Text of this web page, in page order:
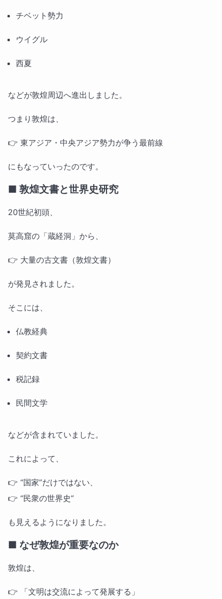
チベット勢力
ウイグル
西夏
などが敦煌周辺へ進出しました。
つまり敦煌は、
👉 東アジア・中央アジア勢力が争う最前線
にもなっていったのです。
■ 敦煌文書と世界史研究
20世紀初頭、
莫高窟の「蔵経洞」から、
👉 大量の古文書（敦煌文書）
が発見されました。
そこには、
仏教経典
契約文書
税記録
民間文学
などが含まれていました。
これによって、
👉 “国家”だけではない、
👉 “民衆の世界史”
も見えるようになりました。
■ なぜ敦煌が重要なのか
敦煌は、
👉 「文明は交流によって発展する」